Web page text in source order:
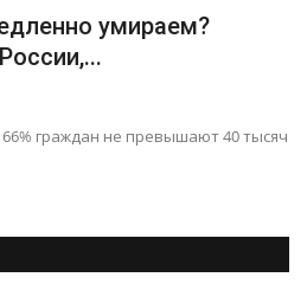
умираем?
граждан не превышают 40 тысяч